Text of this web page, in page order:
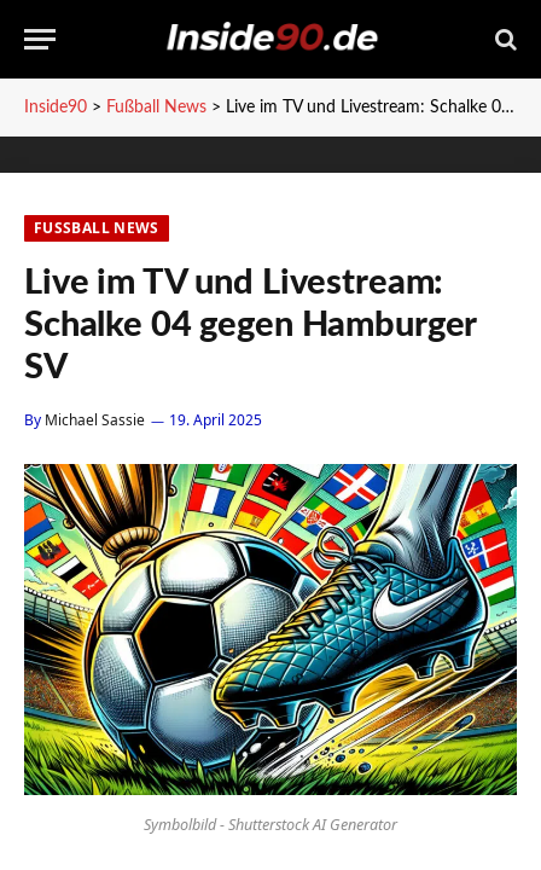
Inside90 > Fußball News > Live im TV und Livestream: Schalke 04 gegen Hamburger SV
FUSSBALL NEWS
Live im TV und Livestream:
Schalke 04 gegen Hamburger
SV
By Michael Sassie 19. April 2025
Symbolbild - Shutterstock AI Generator